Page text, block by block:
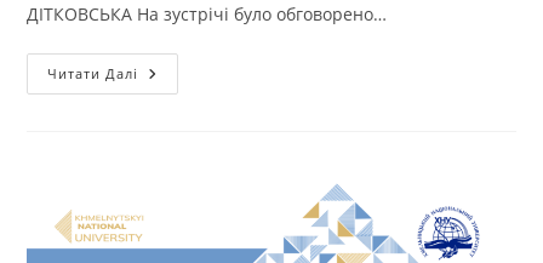
ДІТКОВСЬКА На зустрічі було обговорено…
Читати Далі ОБГОВОРЕННЯ
ОСВІТНЬО-
ШВЕЙНИХ
ВИРОБІВ»